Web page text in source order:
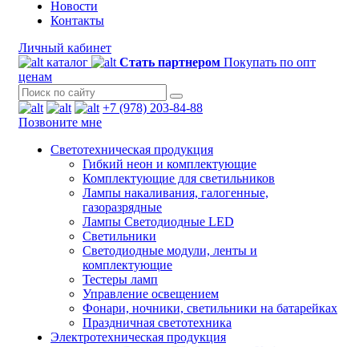
Новости
Контакты
Личный кабинет
каталог
Стать партнером Покупать по опт
ценам
+7 (978) 203-84-88
Позвоните мне
Светотехническая продукция
Гибкий неон и комплектующие
Комплектующие для светильников
Лампы накаливания, галогенные,
газоразрядные
Лампы Светодиодные LED
Светильники
Светодиодные модули, ленты и
комплектующие
Тестеры ламп
Управление освещением
Фонари, ночники, светильники на батарейках
Праздничная светотехника
Электротехническая продукция